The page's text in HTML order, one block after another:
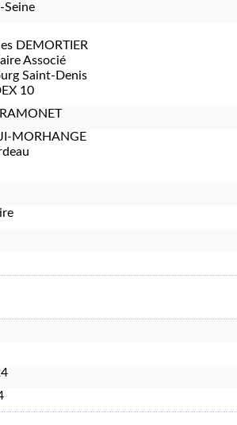
Seine
DEMORTIER
Associé
Saint-Denis
10
MORHANGE